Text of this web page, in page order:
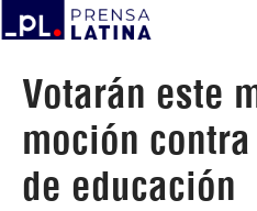
Votarán este
moción
de educación